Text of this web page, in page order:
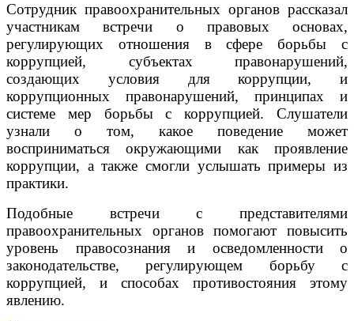
Сотрудник правоохранительных органов рассказал
участникам встречи о правовых основах,
регулирующих отношения в сфере борьбы с
коррупцией, субъектах правонарушений,
создающих условия для коррупции, и
коррупционных правонарушений, принципах и
системе мер борьбы с коррупцией. Слушатели
узнали о том, какое поведение может
восприниматься окружающими как проявление
коррупции, а также смогли услышать примеры из
практики.
Подобные встречи с представителями
правоохранительных органов помогают повысить
уровень правосознания и осведомленности о
законодательстве, регулирующем борьбу с
коррупцией, и способах противостояния этому
явлению.